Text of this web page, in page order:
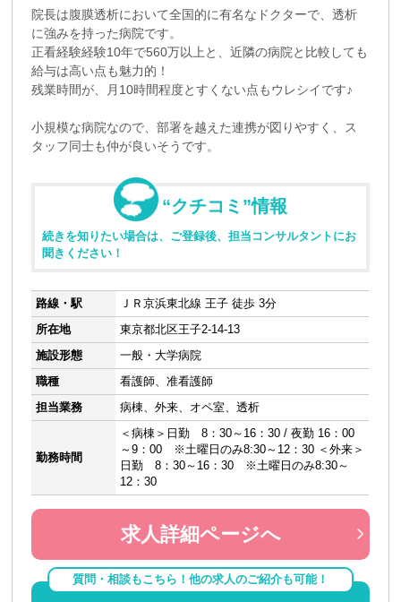
院長は腹膜透析において全国的に有名なドクターで、透析
に強みを持った病院です。
正看経験経験10年で560万以上と、近隣の病院と比較しても
給与は高い点も魅力的！
残業時間が、月10時間程度とすくない点もウレシイです♪
小規模な病院なので、部署を越えた連携が図りやすく、ス
タッフ同士も仲が良いそうです。
“クチコミ”情報
続きを知りたい場合は、ご登録後、担当コンサルタントにお
聞きください！
路線・駅
ＪＲ京浜東北線 王子 徒歩 3分
所在地
東京都北区王子2-14-13
施設形態
一般・大学病院
職種
看護師、准看護師
担当業務
病棟、外来、オペ室、透析
勤務時間
＜病棟＞日勤 8：30～16：30 / 夜勤 16：00
～9：00 ※土曜日のみ8:30～12：30 ＜外来＞
日勤 8：30～16：30 ※土曜日のみ8:30～
12：30
求人詳細ページへ
質問・相談もこちら！他の求人のご紹介も可能！